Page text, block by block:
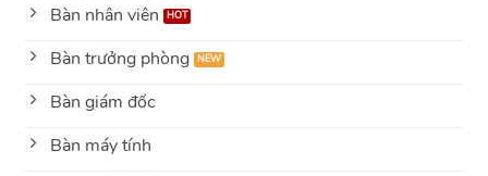
Bàn nhân viên
Bàn trưởng phòng
Bàn giám đốc
Bàn máy tính